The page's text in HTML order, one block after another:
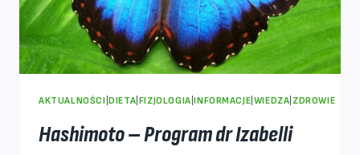
AKTUALNOŚCI |DIETA FIZJOLOGIA |INFORMACJE WIEDZA |ZDROWIE
Hashimoto – Program dr Izabelli